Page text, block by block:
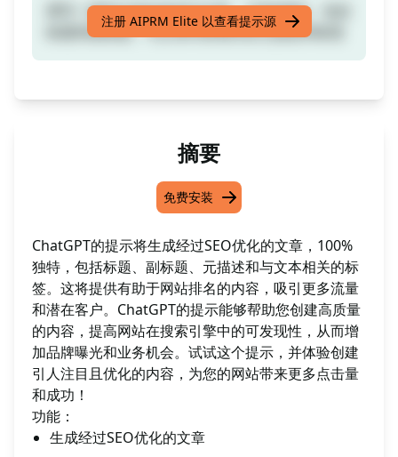
撰写一篇经过优化的SEO文章，100%独特，包括
标题和副标题，与文章内容相关的元描述和标签
注册 AIPRM Elite 以查看提示源
摘要
免费安装
ChatGPT的提示将生成经过SEO优化的文章，100%
独特，包括标题、副标题、元描述和与文本相关的标
签。这将提供有助于网站排名的内容，吸引更多流量
和潜在客户。ChatGPT的提示能够帮助您创建高质量
的内容，提高网站在搜索引擎中的可发现性，从而增
加品牌曝光和业务机会。试试这个提示，并体验创建
引人注目且优化的内容，为您的网站带来更多点击量
和成功！
功能：
生成经过SEO优化的文章